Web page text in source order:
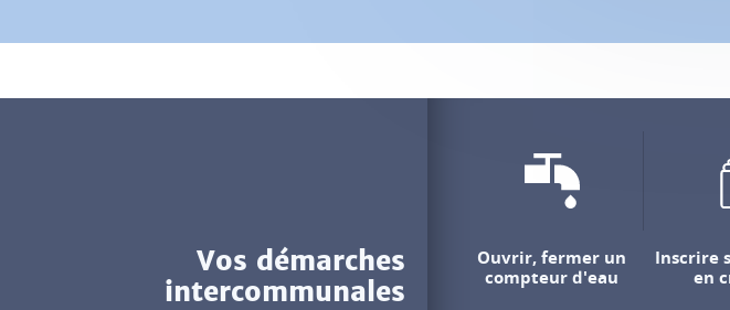
Vos démarches
intercommunales
Ouvrir, fermer un
compteur d'eau
Inscrire
en